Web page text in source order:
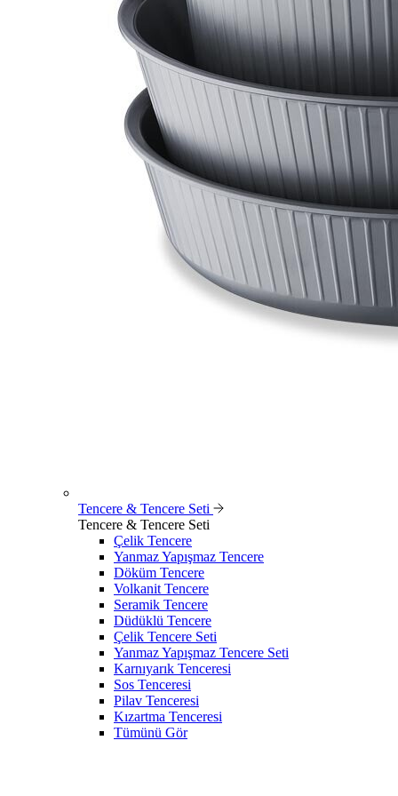
Tencere & Tencere Seti
Tencere & Tencere Seti
Çelik Tencere
Yanmaz Yapışmaz Tencere
Döküm Tencere
Volkanit Tencere
Seramik Tencere
Düdüklü Tencere
Çelik Tencere Seti
Yanmaz Yapışmaz Tencere Seti
Karnıyarık Tenceresi
Sos Tenceresi
Pilav Tenceresi
Kızartma Tenceresi
Tümünü Gör